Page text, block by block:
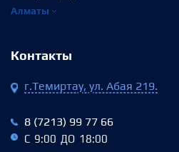
Алматы
Контакты
г.Темиртау, ул. Абая 219.
8 (7213) 99 77 66
С 9:00 ДО 18:00